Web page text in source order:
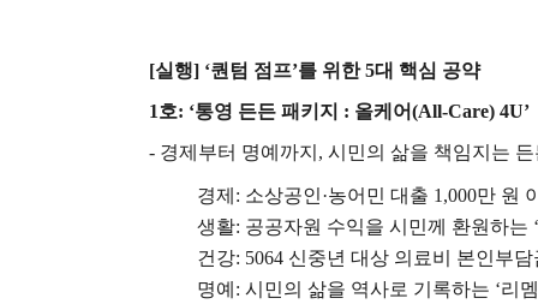
[실행] ‘퀀텀 점프’를 위한5대 핵심 공약
1호: ‘통영 든든 패키지 : 올케어(All-Care) 4U’
- 경제부터 명예까지 , 시민의 삶을 책임지는
경제 : 소상공인·농어민 대출 1,000만 원
생활: 공공자원 수익을 시민께 환원하는 ‘
건강: 5064 신중년 대상 의료비 본인부
명예 : 시민의 삶을 역사로 기록하는 ‘리